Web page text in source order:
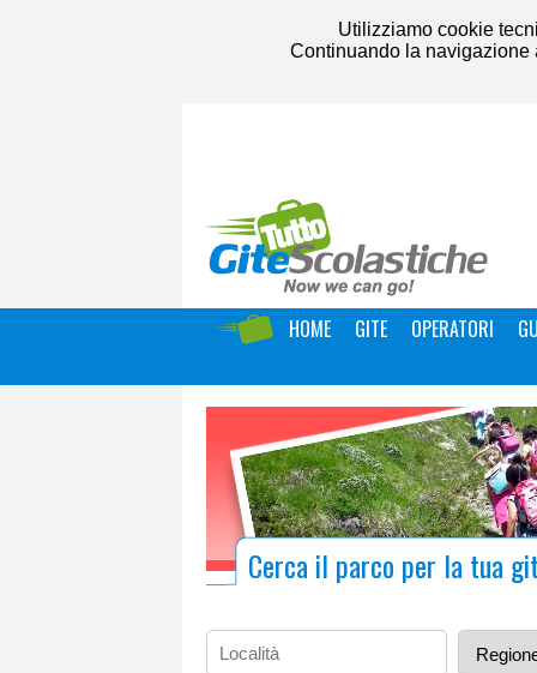
Utilizziamo cookie
Continuando la
HOME GITE OPERATORI
Cerca il parco per la tua